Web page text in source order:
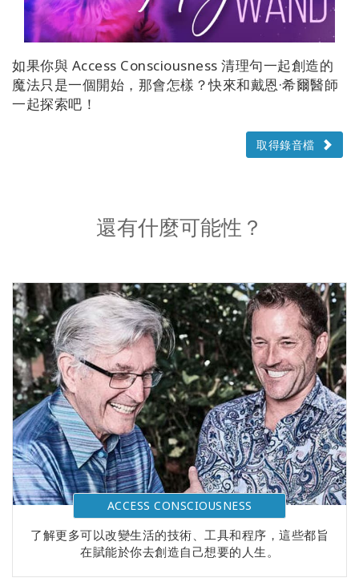
如果你與 Access Consciousness 清理句一起創造的
魔法只是一個開始，那會怎樣？快來和戴恩·希爾醫師
一起探索吧！
取得錄音檔
還有什麼可能性？
ACCESS CONSCIOUSNESS
了解更多可以改變生活的技術、工具和程序，這些都旨
在賦能於你去創造自己想要的人生。